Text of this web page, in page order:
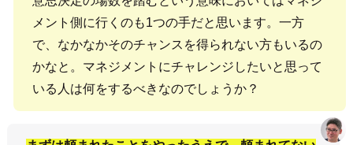
メント側に行くのも1つの手だと思います。一方
で、なかなかそのチャンスを得られない方もいるの
かなと。マネジメントにチャレンジしたいと思って
いる人は何をするべきなのでしょうか？